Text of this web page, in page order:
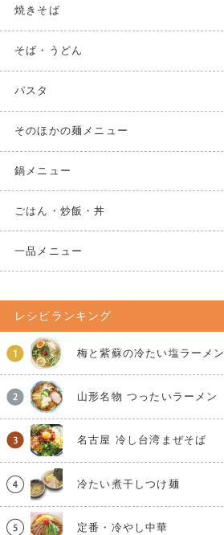
焼きそば
そば・うどん
パスタ
そのほかの麺メニュー
鍋メニュー
ごはん・炒飯・丼
一品メニュー
レシピランキング
梅と紫蘇の冷たい塩ラーメン
山形名物 つったいラーメン
名古屋 冷し台湾まぜそば
冷たい煮干しつけ麺
定番・冷やし中華